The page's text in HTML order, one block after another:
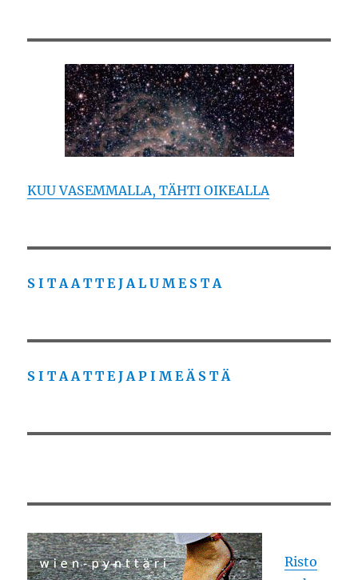
KUU VASEMMALLA, TÄHTI OIKEALLA
S I T A A T T E J A L U M E S T A
S I T A A T T E J A P I M E Ä S T Ä
Risto